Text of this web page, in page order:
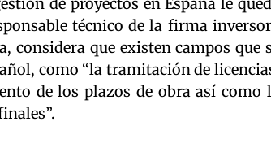
de proyectos en España le
técnico de la firma
considera que existen campos que
como “la tramitación de
de los plazos de obra así como